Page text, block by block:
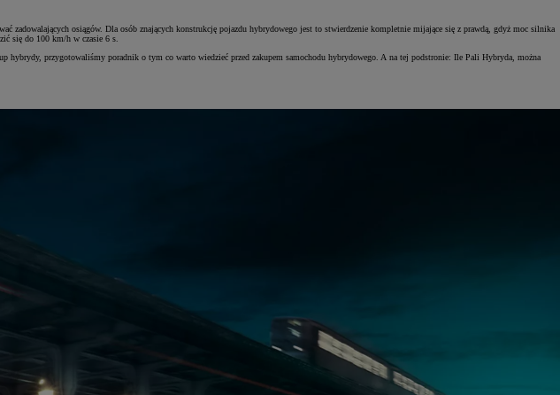
zadowalających osiągów. Dla osób znających konstrukcję pojazdu hybrydowego jest to stwierdzenie kompletnie mijające się z prawdą, gdyż moc silnika
się do 100 km/h w czasie 6 s.
przygotowaliśmy poradnik o tym co warto wiedzieć przed zakupem samochodu hybrydowego. A na tej podstronie: Ile Pali Hybryda, można